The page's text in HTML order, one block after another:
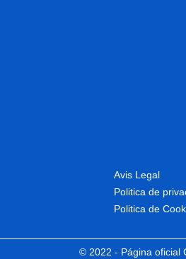
Avis Legal
Politica de
Politica de
© 2022 - Página oficial